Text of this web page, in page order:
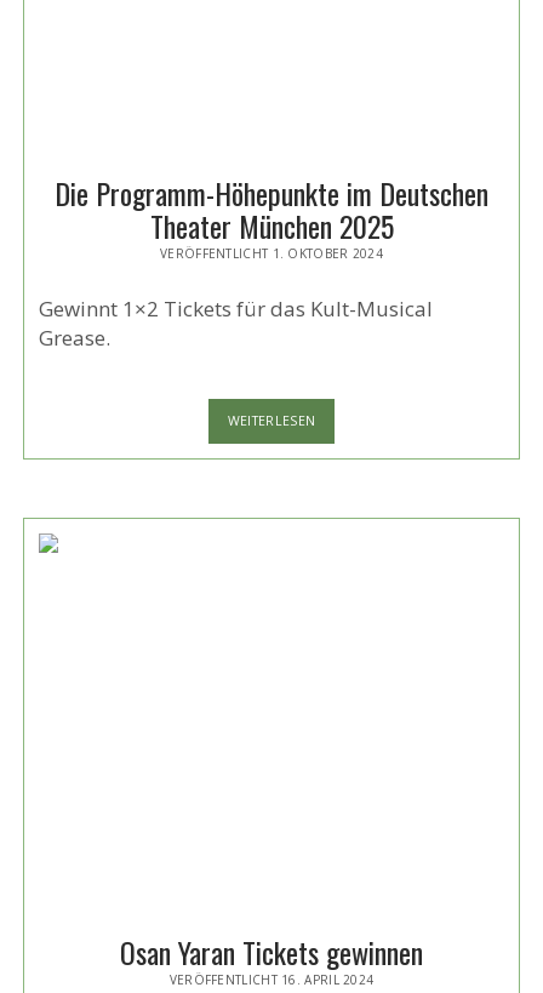
Die Programm-Höhepunkte im Deutschen
Theater München 2025
VERÖFFENTLICHT 1. OKTOBER 2024
Gewinnt 1×2 Tickets für das Kult-Musical
Grease.
WEITERLESEN
PROGRAMM-
Osan Yaran Tickets gewinnen
VERÖFFENTLICHT 16. APRIL 2024